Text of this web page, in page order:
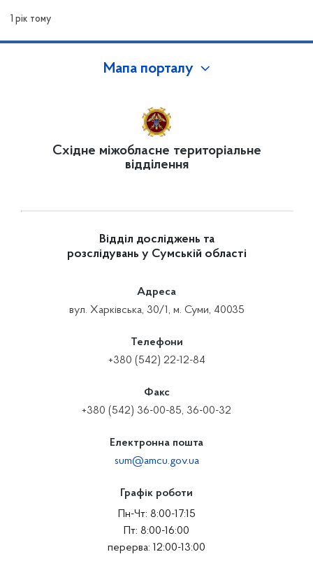
1 рік тому
Мапа порталу
Східне міжобласне територіальне
відділення
Відділ досліджень та
розслідувань у Сумській області
Адреса
вул. Харківська, 30/1, м. Суми, 40035
Телефони
+380 (542) 22-12-84
Факс
+380 (542) 36-00-85, 36-00-32
Електронна пошта
sum@amcu.gov.ua
Графік роботи
Пн-Чт: 8:00-17:15
Пт: 8:00-16:00
перерва: 12:00-13:00